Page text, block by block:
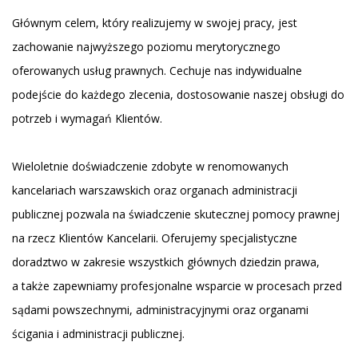
Głównym celem, który realizujemy w swojej pracy, jest
zachowanie najwyższego poziomu merytorycznego
oferowanych usług prawnych. Cechuje nas indywidualne
podejście do każdego zlecenia, dostosowanie naszej obsługi do
potrzeb i wymagań Klientów.
Wieloletnie doświadczenie zdobyte w renomowanych
kancelariach warszawskich oraz organach administracji
publicznej pozwala na świadczenie skutecznej pomocy prawnej
na rzecz Klientów Kancelarii. Oferujemy specjalistyczne
doradztwo w zakresie wszystkich głównych dziedzin prawa,
a także zapewniamy profesjonalne wsparcie w procesach przed
sądami powszechnymi, administracyjnymi oraz organami
ścigania i administracji publicznej.